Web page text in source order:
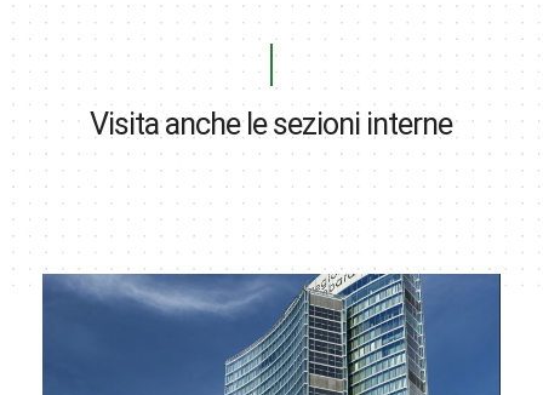
Visita anche le sezioni interne